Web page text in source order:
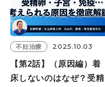
不妊治療 2025.10.03
【第2話】（原因編）着
床しないのはなぜ？受精